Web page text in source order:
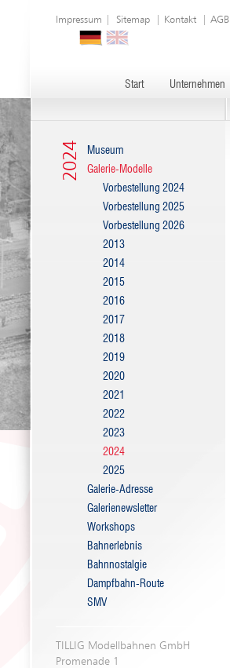
Impressum Sitemap Kontakt AGB
Start Unternehmen
2024
Museum
Galerie-Modelle
Vorbestellung 2024
Vorbestellung 2025
Vorbestellung 2026
2013
2014
2015
2016
2017
2018
2019
2020
2021
2022
2023
2024
2025
Galerie-Adresse
Galerienewsletter
Workshops
Bahnerlebnis
Bahnnostalgie
Dampfbahn-Route
SMV
TILLIG Modellbahnen GmbH
Promenade 1